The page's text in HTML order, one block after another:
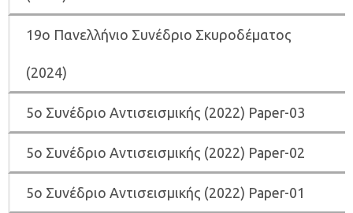
19ο Πανελλήνιο Συνέδριο Σκυροδέματος
(2024)
5ο Συνέδριο Αντισεισμικής (2022) Paper-03
5o Συνέδριο Αντισεισμικής (2022) Paper-02
5ο Συνέδριο Αντισεισμικής (2022) Paper-01